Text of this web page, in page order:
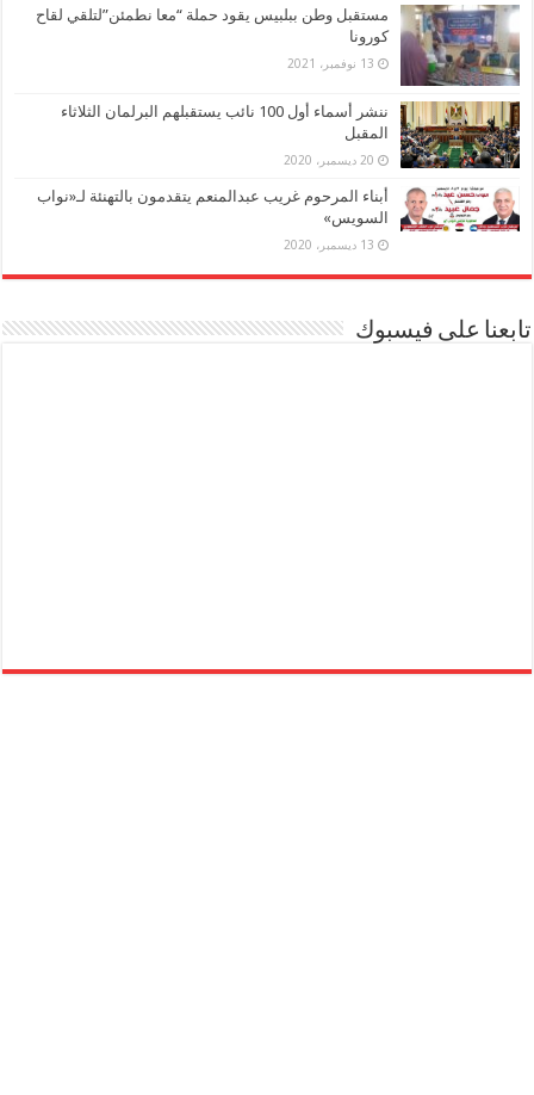
مستقبل وطن ببلبيس يقود حملة “معا نطمئن”لتلقي لقاح
كورونا
13 نوفمبر، 2021
ننشر أسماء أول 100 نائب يستقبلهم البرلمان الثلاثاء
المقبل
20 ديسمبر، 2020
أبناء المرحوم غريب عبدالمنعم يتقدمون بالتهنئة لـ«نواب
السويس»
13 ديسمبر، 2020
تابعنا على فيسبوك